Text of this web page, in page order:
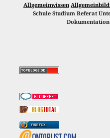
Allgemeinwissen
Schule Studium Referat
FIREFOX